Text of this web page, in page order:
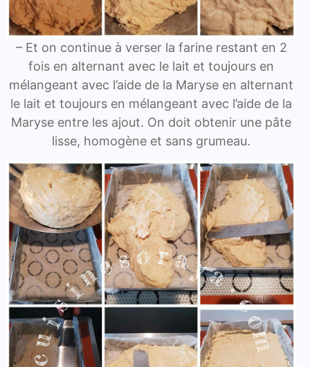
– Et on continue à verser la farine restant en 2
fois en alternant avec le lait et toujours en
mélangeant avec l’aide de la Maryse en alternant
le lait et toujours en mélangeant avec l’aide de la
Maryse entre les ajout. On doit obtenir une pâte
lisse, homogène et sans grumeau.